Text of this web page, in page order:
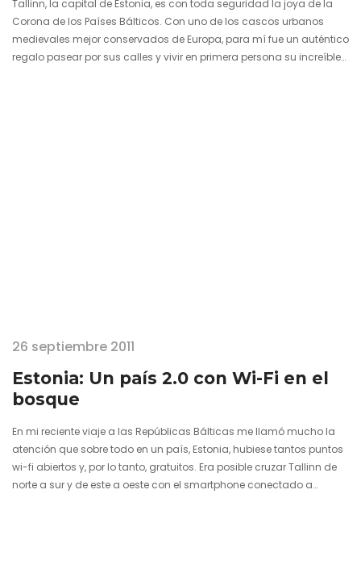
Tallinn, la capital de Estonia, es con toda seguridad la joya de la
Corona de los Países Bálticos. Con uno de los cascos urbanos
medievales mejor conservados de Europa, para mí fue un auténtico
regalo pasear por sus calles y vivir en primera persona su increíble
26 septiembre 2011
Estonia: Un país 2.0 con Wi-Fi en el
bosque
En mi reciente viaje a las Repúblicas Bálticas me llamó mucho la
atención que sobre todo en un país, Estonia, hubiese tantos puntos
wi-fi abiertos y, por lo tanto, gratuitos. Era posible cruzar Tallinn de
norte a sur y de este a oeste con el smartphone conectado a